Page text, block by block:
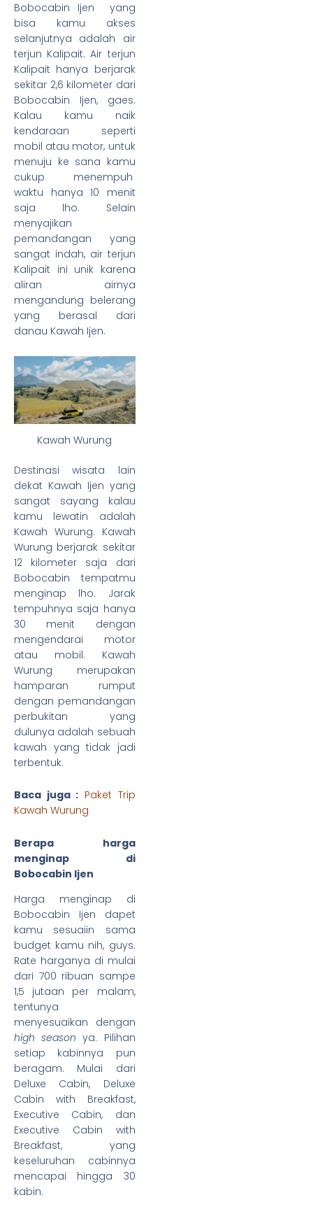
Bobocabin Ijen
yang
bisa kamu akses
selanjutnya adalah air
terjun Kalipait. Air terjun
Kalipait hanya berjarak
sekitar 2,6 kilometer dari
Bobocabin Ijen, gaes.
Kalau kamu naik
kendaraan seperti
mobil atau motor, untuk
menuju ke sana kamu
cukup menempuh
waktu hanya 10 menit
saja lho. Selain
menyajikan
pemandangan yang
sangat indah, air terjun
Kalipait ini unik karena
aliran airnya
mengandung belerang
yang berasal dari
danau Kawah Ijen.
Kawah Wurung
Destinasi wisata lain
dekat Kawah Ijen yang
sangat sayang kalau
kamu lewatin adalah
Kawah Wurung. Kawah
Wurung berjarak sekitar
12 kilometer saja dari
Bobocabin tempatmu
menginap lho. Jarak
tempuhnya saja hanya
30 menit dengan
mengendarai motor
atau mobil. Kawah
Wurung merupakan
hamparan rumput
dengan pemandangan
perbukitan yang
dulunya adalah sebuah
kawah yang tidak jadi
terbentuk.
Baca juga : Paket Trip
Kawah Wurung
Berapa harga
menginap di
Bobocabin Ijen
Harga menginap di
Bobocabin Ijen dapet
kamu sesuaiin sama
budget kamu nih, guys.
Rate harganya di mulai
dari 700 ribuan sampe
1,5 jutaan per malam,
tentunya
menyesuaikan dengan
high seasonya. Pilihan
setiap kabinnya pun
beragam. Mulai dari
Deluxe Cabin, Deluxe
Cabin with Breakfast,
Executive Cabin, dan
Executive Cabin with
Breakfast, yang
keseluruhan cabinnya
mencapai hingga 30
kabin.